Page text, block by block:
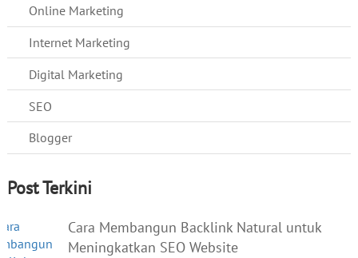
Online Marketing
Internet Marketing
Digital Marketing
SEO
Blogger
Post Terkini
Cara Membangun Backlink Natural untuk
Meningkatkan SEO Website